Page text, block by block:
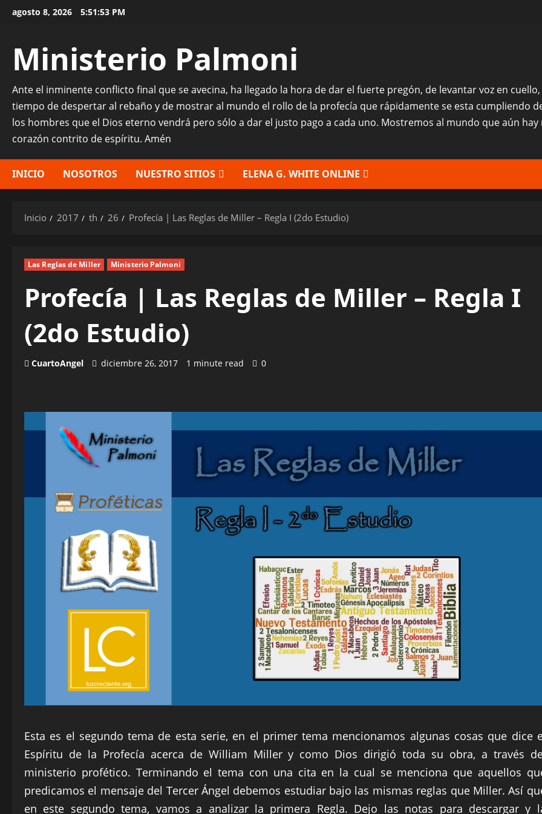
Saltaragosto 8, 2026 5:51:54 PM
Ministerio Palmoni
Ante el inminente conflicto final que se avecina, ha llegado la hora de dar el fuerte pregón, de levantar voz en
tiempo de despertar al rebaño y de mostrar al mundo el rollo de la profecía que rápidamente se esta cumpliendo
los hombres que el Dios eterno vendrá pero sólo a dar el justo pago a cada uno. Mostremos al mundo que aún
corazón contrito de espíritu. Amén
INICIO NOSOTROS NUESTRO SITIOS ELENA G. WHITE ONLINE
Inicio 2017 th 26 Profecía | Las Reglas de Miller – Regla I (2do Estudio)
Las Reglas de Miller Ministerio Palmoni
Profecía | Las Reglas de Miller – Regla I
(2do Estudio)
CuartoAngel diciembre 26, 2017 1 minute read 0
Esta es el segundo tema de esta serie, en el primer tema mencionamos algunas cosas que dice
Espíritu de la Profecía acerca de William Miller y como Dios dirigió toda su obra, a través
ministerio profético. Terminando el tema con una cita en la cual se menciona que aquellos
predicamos el mensaje del Tercer Ángel debemos estudiar bajo las mismas reglas que Miller. Así
en este segundo tema, vamos a analizar la primera Regla. Dejo las notas para descargar y